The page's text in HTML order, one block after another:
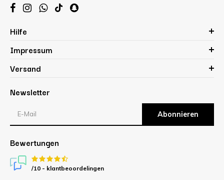
Hilfe
Impressum
Versand
Newsletter
Abonnieren
Bewertungen
/10 - klantbeoordelingen